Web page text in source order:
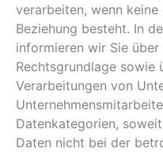
verarbeiten, wenn
Beziehung besteht. In
informieren wir Sie
Rechtsgrundlage sowie
Verarbeitungen von
Datenkategorien,
Daten nicht bei der